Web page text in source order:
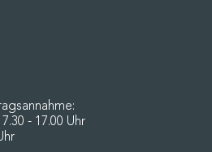
- 17.00 Uhr